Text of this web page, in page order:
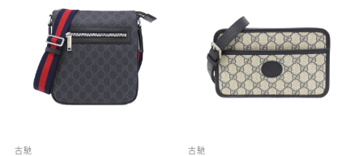
古馳 古馳